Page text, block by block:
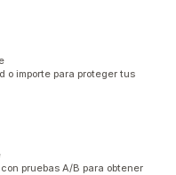
o importe para proteger tus
pruebas A/B para obtener